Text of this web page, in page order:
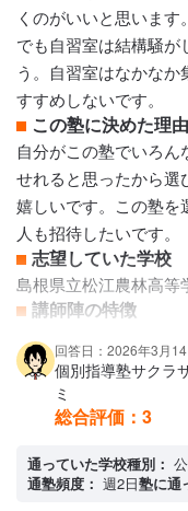
だけでなく、志望校合
してくれるため、自分
と考えました。学習
ついてもアドバイスを
の理由から、私はこの
し続けることができ
志望していた学校
鳥取県立鳥取東高等学
高等学校 / 倉吉北高等
高等学校 / 鳥取県立倉
等学校
講師陣の特徴
て丁寧に指導してくれ
のままにせず、基礎
着実に理解を深める
きると感じました。
カリキュラムにつ
くのがいいと思います
でも自習室は結構騒
う。自習室はなかな
すすめしないです。
この塾に決めた理由
自分がこの塾でいろ
せれると思ったから選
嬉しいです。この塾を
人も招待したいです。
志望していた学校
島根県立松江農林高等
講師陣の特徴
たくさんいます。教え
な話もたまにしてく
も先生達に心を開く
内容は5教科を中心に
は分かりやすく教え
回答日：2026年3月14
個別指導塾サクラ
ミ
総合評価： 3
通っていた学校種別：
通塾頻度： 週2日塾に通